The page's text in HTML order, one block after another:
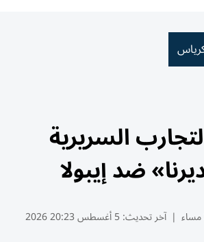
السريرية
ضد إيبولا
| آخر تحديث:5 أغسطس 20:23 2026